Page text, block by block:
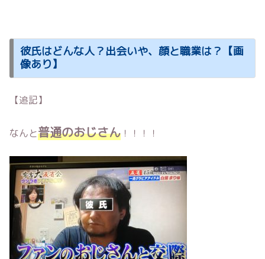
彼氏はどんな人？出会いや、顔と職業は？【画
像あり】
【追記】
なんと普通のおじさん ！！！！